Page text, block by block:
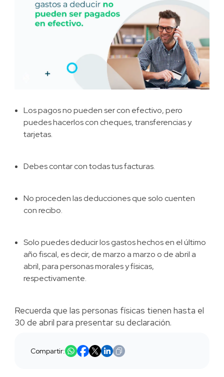
Los pagos no pueden ser con efectivo, pero
puedes hacerlos con cheques, transferencias y
tarjetas.
Debes contar con todas tus facturas.
No proceden las deducciones que solo cuenten
con recibo.
Solo puedes deducir los gastos hechos en el último
año fiscal, es decir, de marzo a marzo o de abril a
abril, para personas morales y físicas,
respectivamente.
Recuerda que las personas físicas tienen hasta el
30 de abril para presentar su declaración.
Compartir: